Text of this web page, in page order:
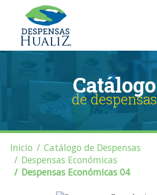
Catálogo
de despensas
Inicio
Catálogo de Despensas
Despensas Económicas
Despensas Económicas 04